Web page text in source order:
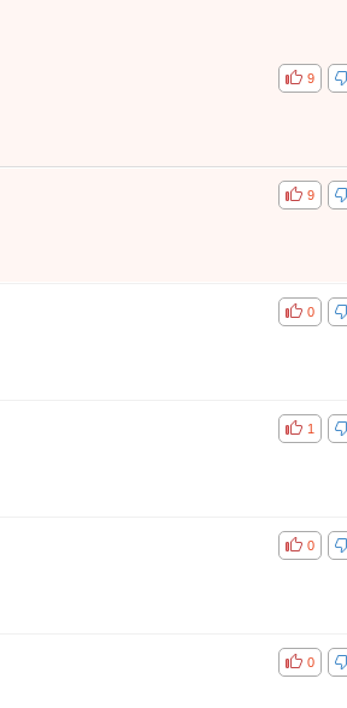
비공감
9
비공감
9
비공감
0
비공감
1
비공감
0
비공감
0